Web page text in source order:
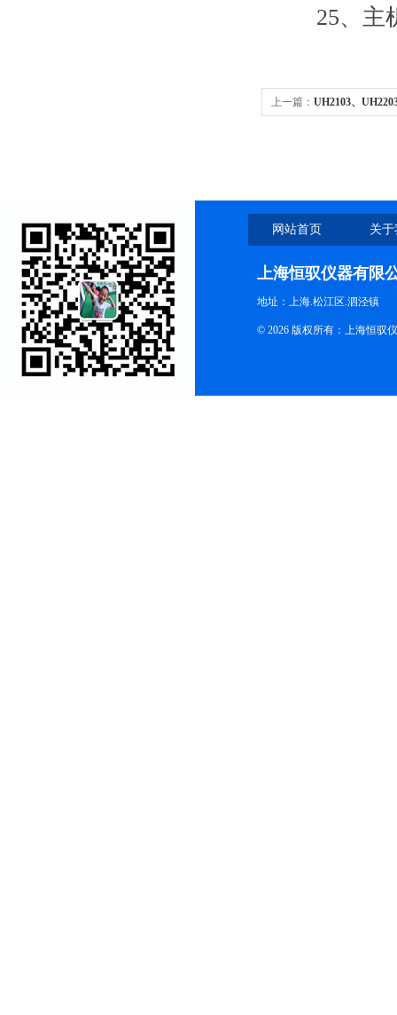
25、主机
上一篇： UH2103、
网站首页 关
上海恒驭仪器有限
地址：上海.松江区.泗泾镇
© 2026 版权所有：上海恒驭